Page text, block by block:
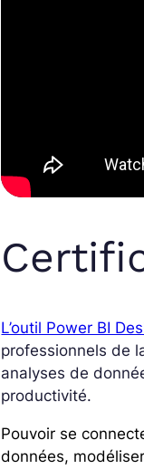
L’outil Power BI
professionnels de
analyses de
productivité.
Pouvoir se
données,